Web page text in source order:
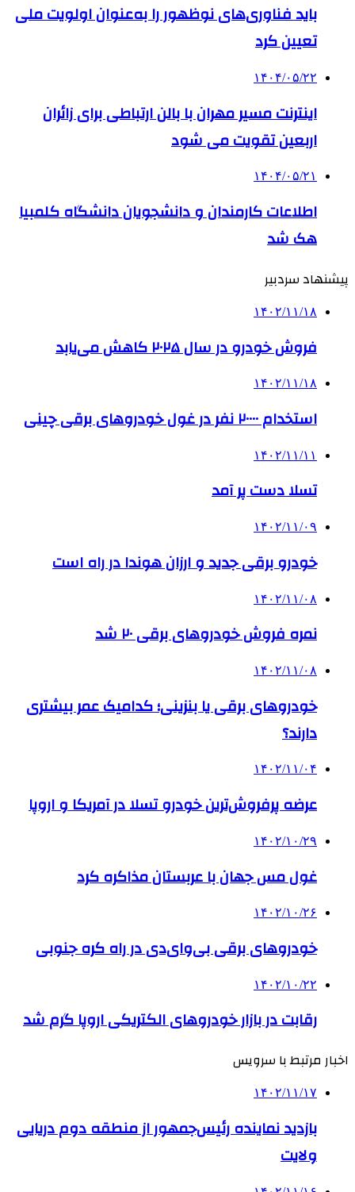
باید فناوری‌های نوظهور را به‌عنوان اولویت ملی
تعیین کرد
۱۴۰۴/۰۵/۲۲
اینترنت مسیر مهران با بالن ارتباطی برای زائران
اربعین تقویت می شود
۱۴۰۴/۰۵/۲۱
اطلاعات کارمندان و دانشجویان دانشگاه کلمبیا
هک شد
پیشنهاد سردبیر
۱۴۰۲/۱۱/۱۸
فروش خودرو در سال ۲۰۲۵ کاهش می‌یابد
۱۴۰۲/۱۱/۱۸
استخدام ۲۰۰۰۰ نفر در غول خودروهای برقی چینی
۱۴۰۲/۱۱/۱۱
تسلا دست پر آمد
۱۴۰۲/۱۱/۰۹
خودرو برقی جدید و ارزان هوندا در راه است
۱۴۰۲/۱۱/۰۸
نمره فروش خودروهای برقی ۲۰ شد
۱۴۰۲/۱۱/۰۸
خودروهای برقی یا بنزینی؛ کدامیک عمر بیشتری
دارند؟
۱۴۰۲/۱۱/۰۴
عرضه پرفروش‌ترین خودرو تسلا در آمریکا و اروپا
۱۴۰۲/۱۰/۲۹
غول مس جهان با عربستان مذاکره کرد
۱۴۰۲/۱۰/۲۶
خودروهای برقی بی‌وای‌دی در راه کره جنوبی
۱۴۰۲/۱۰/۲۲
رقابت در بازار خودروهای الکتریکی اروپا گرم شد
اخبار مرتبط با سرویس
۱۴۰۲/۱۱/۱۷
بازدید نماینده رئیس‌جمهور از منطقه دوم دریایی
ولایت